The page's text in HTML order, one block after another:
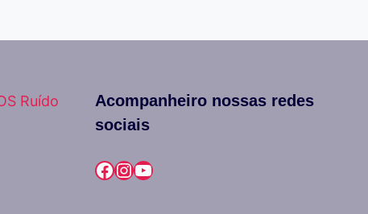
Ruído
Acompanheiro nossas redes
sociais
Facebook
Instagram
Youtube